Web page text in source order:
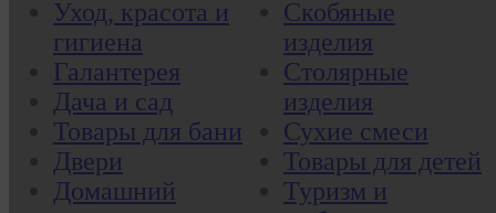
Уход, красота и
гигиена
Галантерея
Дача и сад
Товары для бани
Двери
Домашний
Скобяные
изделия
Столярные
изделия
Сухие смеси
Товары для детей
Туризм и